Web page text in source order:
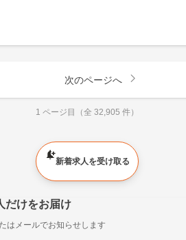
次のページへ
1 ページ目（全 32,905 件）
新着求人を受け取る
だけをお届け
はメールでお知らせします